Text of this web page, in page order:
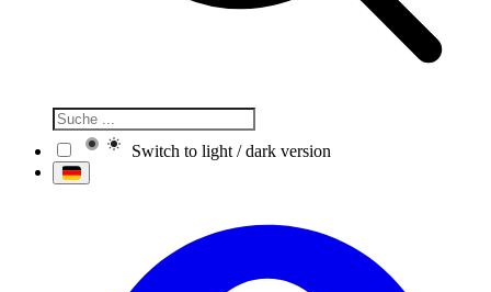
Switch to light / dark version